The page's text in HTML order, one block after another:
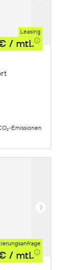
Leasing
/ mtl.
Emissionen
/ mtl.